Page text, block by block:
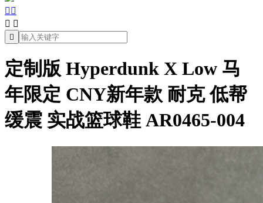
 
 

定制版 Hyperdunk X Low 马
年限定 CNY新年款 耐克 低帮
缓震 实战篮球鞋 AR0465-004